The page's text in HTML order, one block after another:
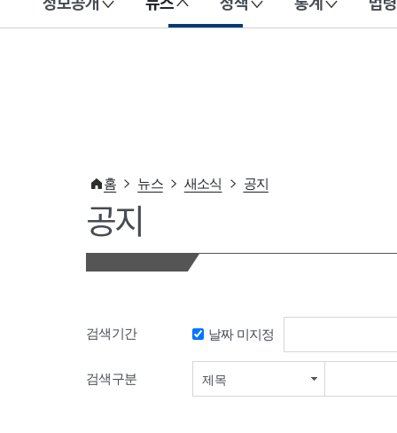
이 누리집은 대한민국 공식 전자정부 누리집입니다.
홈 뉴스 새소식 공지
공지
검색기간 날짜 미지정
검색구분 제목